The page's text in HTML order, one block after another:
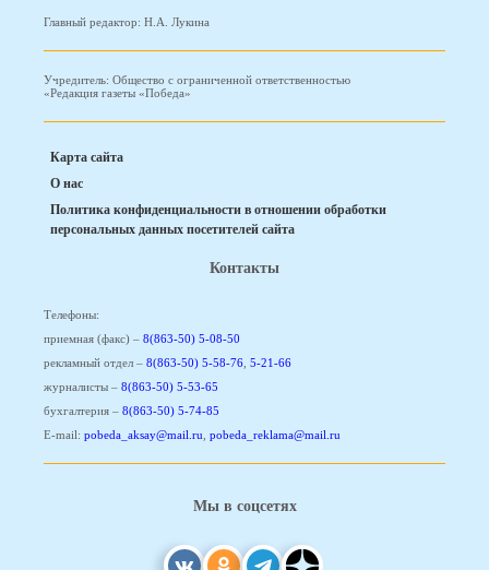
Главный редактор: Н.А. Лукина
Учредитель: Общество с ограниченной ответственностью
«Редакция газеты «Победа»
Карта сайта
О нас
Политика конфиденциальности в отношении обработки
персональных данных посетителей сайта
Контакты
Телефоны:
приемная (факс) – 8(863-50) 5-08-50
рекламный отдел – 8(863-50) 5-58-76 5-21-66
журналисты – 8(863-50) 5-53-65
бухгалтерия – 8(863-50) 5-74-85
E-mail: pobeda_aksay@mail.ru pobeda_reklama@mail.ru
Мы в соцсетях